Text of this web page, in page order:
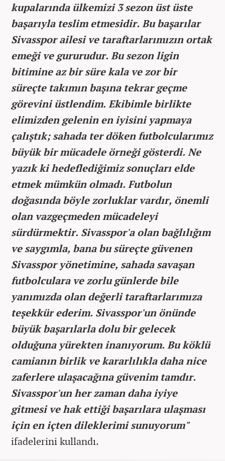
kupalarında ülkemizi 3 sezon üst üste
başarıyla teslim etmesidir. Bu başarılar
Sivasspor ailesi ve taraftarlarımızın ortak
emeği ve gururudur. Bu sezon ligin
bitimine az bir süre kala ve zor bir
süreçte takımın başına tekrar geçme
görevini üstlendim. Ekibimle birlikte
elimizden gelenin en iyisini yapmaya
çalıştık; sahada ter döken futbolcularımız
büyük bir mücadele örneği gösterdi. Ne
yazık ki hedeflediğimiz sonuçları elde
etmek mümkün olmadı. Futbolun
doğasında böyle zorluklar vardır, önemli
olan vazgeçmeden mücadeleyi
sürdürmektir. Sivasspor'a olan bağlılığım
ve saygımla, bana bu süreçte güvenen
Sivasspor yönetimine, sahada savaşan
futbolculara ve zorlu günlerde bile
yanımızda olan değerli taraftarlarımıza
teşekkür ederim. Sivasspor'un önünde
büyük başarılarla dolu bir gelecek
olduğuna yürekten inanıyorum. Bu köklü
camianın birlik ve kararlılıkla daha nice
zaferlere ulaşacağına güvenim tamdır.
Sivasspor'un her zaman daha iyiye
gitmesi ve hak ettiği başarılara ulaşması
için en içten dileklerimi sunuyorum"
ifadelerini kullandı.